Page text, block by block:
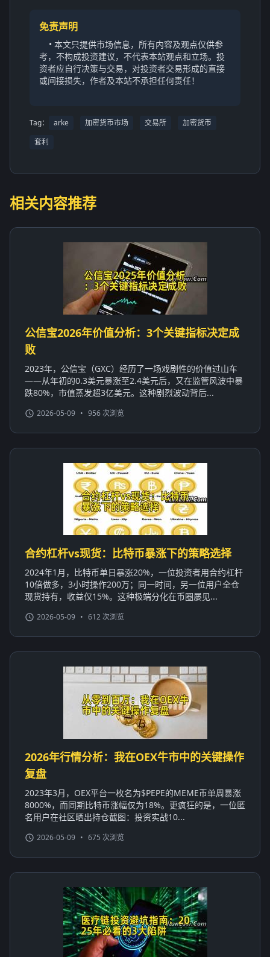
免责声明
• 本文只提供市场信息，所有内容及观点仅供参
考，不构成投资建议，不代表本站观点和立场。投
资者应自行决策与交易，对投资者交易形成的直接
或间接损失，作者及本站不承担任何责任！
Tag： arke 加密货币市场 交易所
加密货币
套利
相关内容推荐
公信宝2026年价值分析：3个关键指标决定成
败
2023年，公信宝（GXC）经历了一场戏剧性的价值过山车
——从年初的0.3美元暴涨至2.4美元后，又在监管风波中暴
跌80%，市值蒸发超3亿美元。这种剧烈波动背后...
2026-05-09 • 956 次浏览
合约杠杆vs现货：比特币暴涨下的策略选择
2024年1月，比特币单日暴涨20%，一位投资者用合约杠杆
10倍做多，3小时操作200万；同一时间，另一位用户全仓
现货持有，收益仅15%。这种极端分化在币圈屡见...
2026-05-09 • 612 次浏览
2026年行情分析：我在OEX牛市中的关键操作
复盘
2023年3月，OEX平台一枚名为$PEPE的MEME币单周暴涨
8000%，而同期比特币涨幅仅为18%。更疯狂的是，一位匿
名用户在社区晒出持仓截图：投资实战10...
2026-05-09 • 675 次浏览